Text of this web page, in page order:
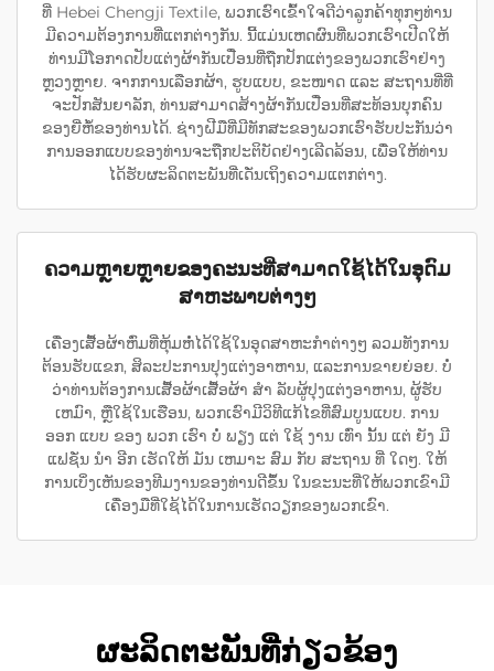
ທີ່ Hebei Chengji Textile, ພວກເຮົາເຂົ້າໃຈດີວ່າລູກຄ້າທຸກໆທ່ານ
ມີຄວາມຕ້ອງການທີ່ແຕກຕ່າງກັນ. ນີ້ແມ່ນເຫດຜົນທີ່ພວກເຮົາເປີດໃຫ້
ທ່ານມີໂອກາດປັບແຕ່ງຜ້າກັນເປື່ອນທີ່ຖືກປັກແຕ່ງຂອງພວກເຮົາຢ່າງ
ຫຼວງຫຼາຍ. ຈາກການເລືອກຜ້າ, ຮູບແບບ, ຂະໜາດ ແລະ ສະຖານທີ່ທີ່
ຈະປັກສັນຍາລັກ, ທ່ານສາມາດສ້າງຜ້າກັນເປື່ອນທີ່ສະທ້ອນບຸກຄົນ
ຂອງຍີ່ຫໍ້ຂອງທ່ານໄດ້. ຊ່າງຝີມືທີ່ມີທັກສະຂອງພວກເຮົາຮັບປະກັນວ່າ
ການອອກແບບຂອງທ່ານຈະຖືກປະຕິບັດຢ່າງເລີດລ້ອນ, ເພື່ອໃຫ້ທ່ານ
ໄດ້ຮັບຜະລິດຕະພັນທີ່ເດັ່ນເຖິງຄວາມແຕກຕ່າງ.
ຄວາມຫຼາຍຫຼາຍຂອງຄະນະທີ່ສາມາດໃຊ້ໄດ້ໃນອຸດົມ
ສາຫະພາບຕ່າງໆ
ເຄື່ອງເສື້ອຜ້າຫົ່ມທີ່ຫຸ້ມຫໍ່ໄດ້ໃຊ້ໃນອຸດສາຫະກໍາຕ່າງໆ ລວມທັງການ
ຕ້ອນຮັບແຂກ, ສິລະປະການປຸງແຕ່ງອາຫານ, ແລະການຂາຍຍ່ອຍ. ບໍ່
ວ່າທ່ານຕ້ອງການເສື້ອຜ້າເສື້ອຜ້າ ສໍາ ລັບຜູ້ປຸງແຕ່ງອາຫານ, ຜູ້ຮັບ
ເຫມົາ, ຫຼືໃຊ້ໃນເຮືອນ, ພວກເຮົາມີວິທີແກ້ໄຂທີ່ສົມບູນແບບ. ການ
ອອກ ແບບ ຂອງ ພວກ ເຮົາ ບໍ່ ພຽງ ແຕ່ ໃຊ້ ງານ ເທົ່າ ນັ້ນ ແຕ່ ຍັງ ມີ
ແຟຊັ່ນ ນໍາ ອີກ ເຮັດໃຫ້ ມັນ ເຫມາະ ສົມ ກັບ ສະຖານ ທີ່ ໃດໆ. ໃຫ້
ການເບິ່ງເຫັນຂອງທີມງານຂອງທ່ານດີຂຶ້ນ ໃນຂະນະທີ່ໃຫ້ພວກເຂົາມີ
ເຄື່ອງມືທີ່ໃຊ້ໄດ້ໃນການເຮັດວຽກຂອງພວກເຂົາ.
ຜະລິດຕະພັນທີ່ກ່ຽວຂ້ອງ